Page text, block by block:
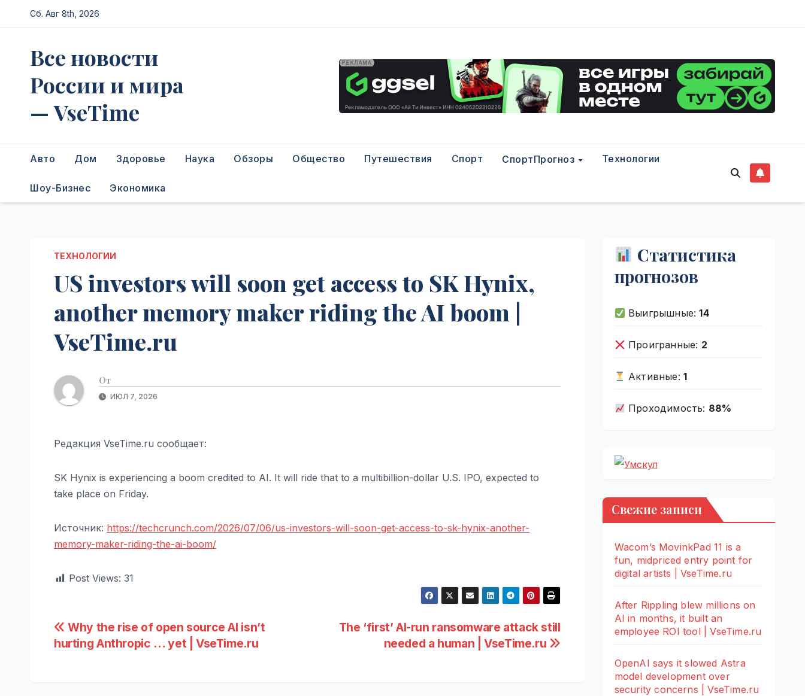
Перейти
к
Сб. Авг 8th, 2026
Все новости
России и мира
— VseTime
Авто Дом Здоровье Наука Обзоры Общество Путешествия Спорт СпортПрогноз Технологии
Шоу-Бизнес Экономика
ТЕХНОЛОГИИ
US investors will soon get access to SK Hynix,
another memory maker riding the AI boom |
VseTime.ru
От
ИЮЛ 7, 2026
Редакция VseTime.ru сообщает:
SK Hynix is experiencing a boom credited to AI. It will ride that to a multibillion-dollar U.S. IPO, expected to
take place on Friday.
Источник: https://techcrunch.com/2026/07/06/us-investors-will-soon-get-access-to-sk-hynix-another-
memory-maker-riding-the-ai-boom/
Post Views: 31
Навигация
по
The ‘first’ AI-run ransomware attack still
needed a human | VseTime.ru
Why the rise of open source AI isn’t
hurting Anthropic … yet | VseTime.ru
Статистика
прогнозов
Выигрышные:14
Проигранные: 2
Активные: 1
Проходимость: 88%
Свежие записи
Wacom’s MovinkPad 11 is a
fun, midpriced entry point for
digital artists | VseTime.ru
After Rippling blew millions on
AI in months, it built an
employee ROI tool | VseTime.ru
OpenAI says it slowed Astra
model development over
security concerns | VseTime.ru